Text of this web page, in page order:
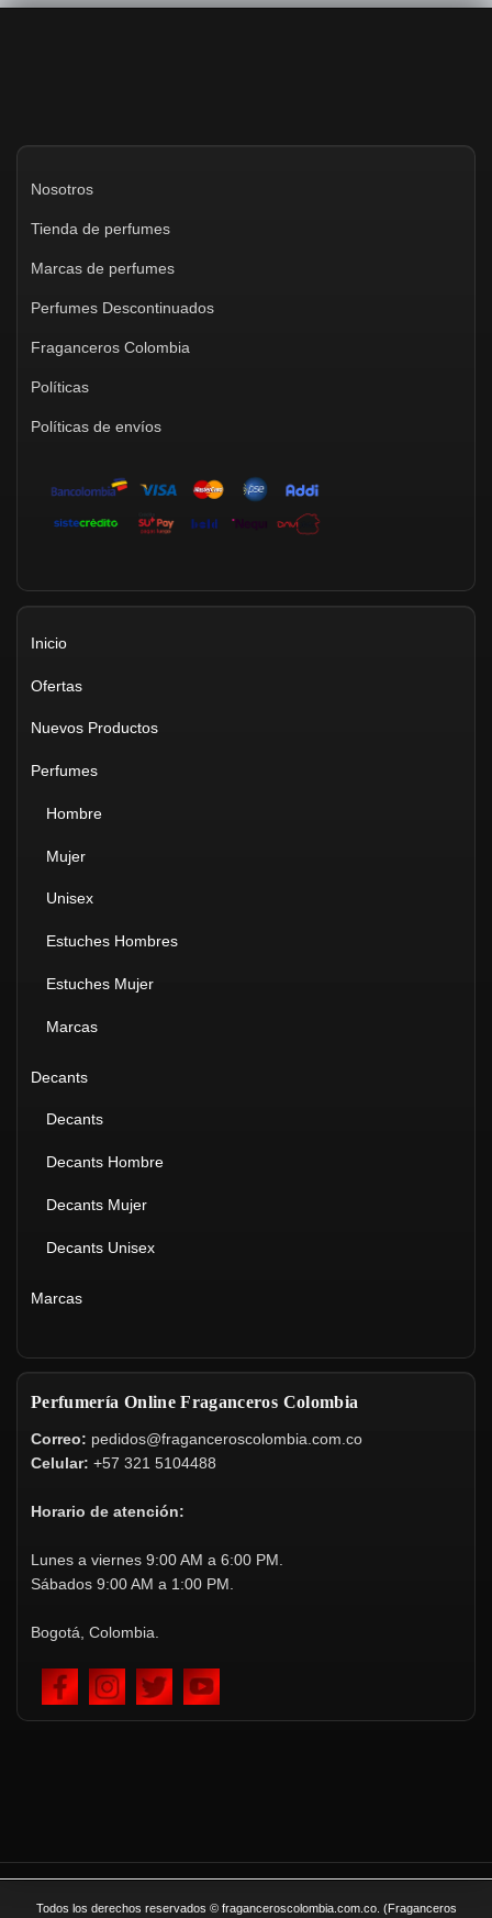
Nosotros
Tienda de perfumes
Marcas de perfumes
Perfumes Descontinuados
Fraganceros Colombia
Políticas
Políticas de envíos
Inicio
Ofertas
Nuevos Productos
Perfumes
Hombre
Mujer
Unisex
Estuches Hombres
Estuches Mujer
Marcas
Decants
Decants
Decants Hombre
Decants Mujer
Decants Unisex
Marcas
Perfumería Online Fraganceros Colombia
Correo: pedidos@fraganceroscolombia.com.co
Celular: +57 321 5104488
Horario de atención:
Lunes a viernes 9:00 AM a 6:00 PM.
Sábados 9:00 AM a 1:00 PM.
Bogotá, Colombia.
Todos los derechos reservados © fraganceroscolombia.com.co. (Fraganceros